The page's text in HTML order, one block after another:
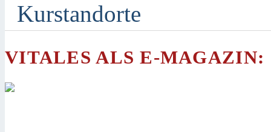
Kurstandorte
VITALES ALS E-MAGAZIN: